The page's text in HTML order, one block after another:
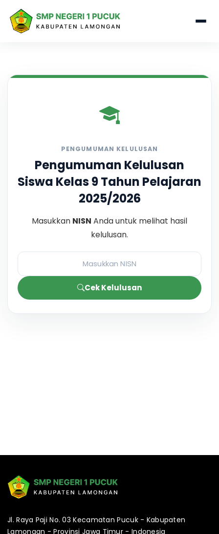
PENGUMUMAN KELULUSAN
Pengumuman Kelulusan
Siswa Kelas 9 Tahun Pelajaran
2025/2026
Masukkan NISN Anda untuk melihat hasil
kelulusan.
Cek Kelulusan
Jl. Raya Paji No. 03 Kecamatan Pucuk - Kabupaten
Lamongan - Provinsi Jawa Timur - Indonesia